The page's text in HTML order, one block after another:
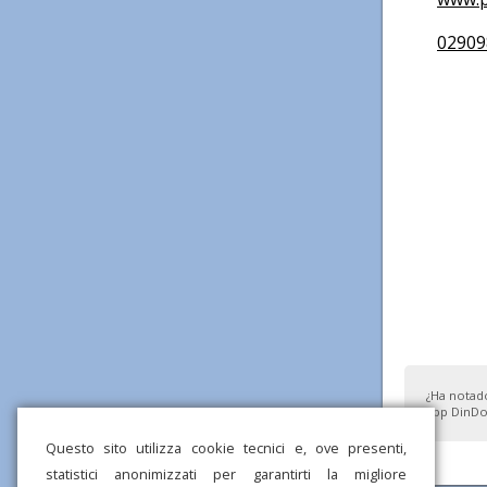
Questo sito utilizza cookie tecnici e, ove presenti,
statistici anonimizzati per garantirti la migliore
¿Ha
app